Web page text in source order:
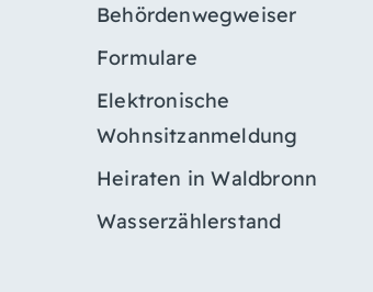
Behördenwegweiser
Formulare
Elektronische
Wohnsitzanmeldung
Heiraten in Waldbronn
Wasserzählerstand